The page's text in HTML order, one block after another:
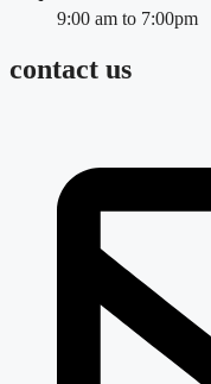
9:00 am to 7:00pm
contact us